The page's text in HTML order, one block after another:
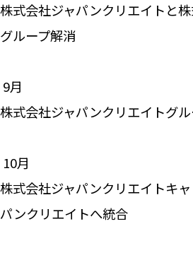
株式会社ジャパンクリエイトと
グループ解消
―― 9月
株式会社ジャパンクリエイトグ
―― 10月
株式会社ジャパンクリエイトキ
パンクリエイトへ統合